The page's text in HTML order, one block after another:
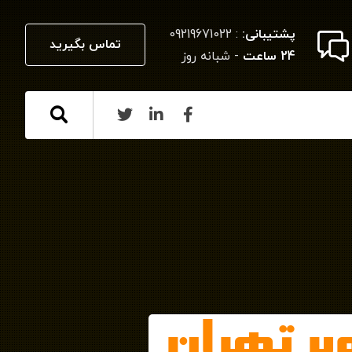
تماس بگیرید
پشتیبانی: : 09219671022
24 ساعت
- شبانه روز